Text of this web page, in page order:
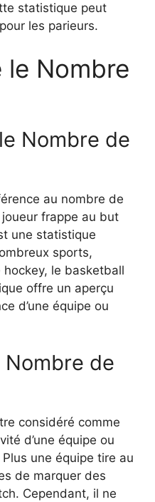
statistique peut
les parieurs.
le Nombre
Nombre de
au nombre de
frappe au but
une statistique
sports,
le basketball
offre un aperçu
d’une équipe ou
de
considéré comme
d’une équipe ou
une équipe tire au
de marquer des
Cependant, il ne